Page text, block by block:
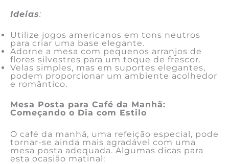
Ideias:
Utilize jogos americanos em tons neutros
para criar uma base elegante.
Adorne a mesa com pequenos arranjos de
flores silvestres para um toque de frescor.
Velas simples, mas em suportes elegantes,
podem proporcionar um ambiente acolhedor
e romântico.
Mesa Posta para Café da Manhã:
Começando o Dia com Estilo
O café da manhã, uma refeição especial, pode
tornar-se ainda mais agradável com uma
mesa posta adequada. Algumas dicas para
esta ocasião matinal: